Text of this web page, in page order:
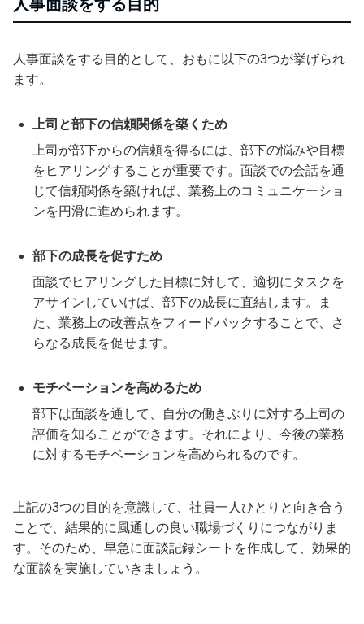
人事面談をする目的
人事面談をする目的として、おもに以下の3つが挙げられ
ます。
上司と部下の信頼関係を築くため
上司が部下からの信頼を得るには、部下の悩みや目標
をヒアリングすることが重要です。面談での会話を通
じて信頼関係を築ければ、業務上のコミュニケーショ
ンを円滑に進められます。
部下の成長を促すため
面談でヒアリングした目標に対して、適切にタスクを
アサインしていけば、部下の成長に直結します。ま
た、業務上の改善点をフィードバックすることで、さ
らなる成長を促せます。
モチベーションを高めるため
部下は面談を通して、自分の働きぶりに対する上司の
評価を知ることができます。それにより、今後の業務
に対するモチベーションを高められるのです。
上記の3つの目的を意識して、社員一人ひとりと向き合う
ことで、結果的に風通しの良い職場づくりにつながりま
す。そのため、早急に面談記録シートを作成して、効果的
な面談を実施していきましょう。